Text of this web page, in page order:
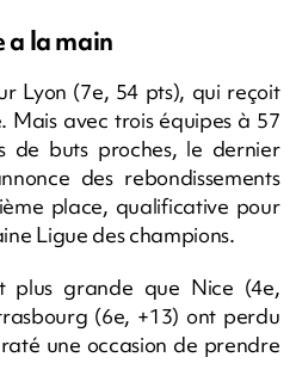
a la main
Lyon (7e, 54 pts), qui reçoit
Mais avec trois équipes à 57
de buts proches, le dernier
des rebondissements
place, qualificative pour
Ligue des champions.
plus grande que Nice (4e,
(6e, +13) ont perdu
une occasion de prendre